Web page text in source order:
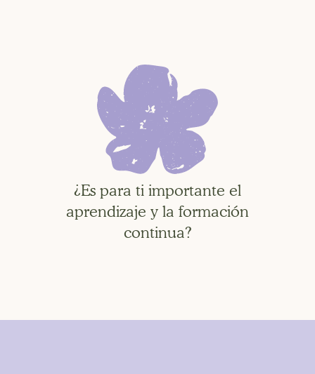
¿Es para ti importante el
aprendizaje y la formación
continua?